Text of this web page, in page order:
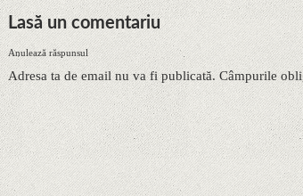
Lasă un comentariu
Anulează răspunsul
Adresa ta de email nu va fi publicată. Câmpurile